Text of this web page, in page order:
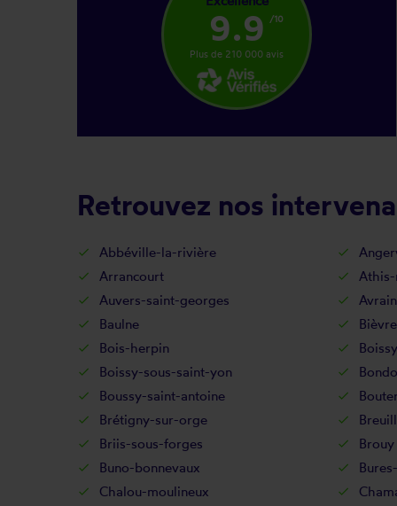
9.9 /10
Plus de 210 000 avis
Retrouvez nos
Abbéville-la-rivière
Arrancourt
Auvers-saint-georges
Baulne
Bois-herpin
Boissy-sous-saint-yon
Boussy-saint-antoine
Brétigny-sur-orge
Briis-sous-forges
Brouy
Buno-bonnevaux
Chalou-moulineux